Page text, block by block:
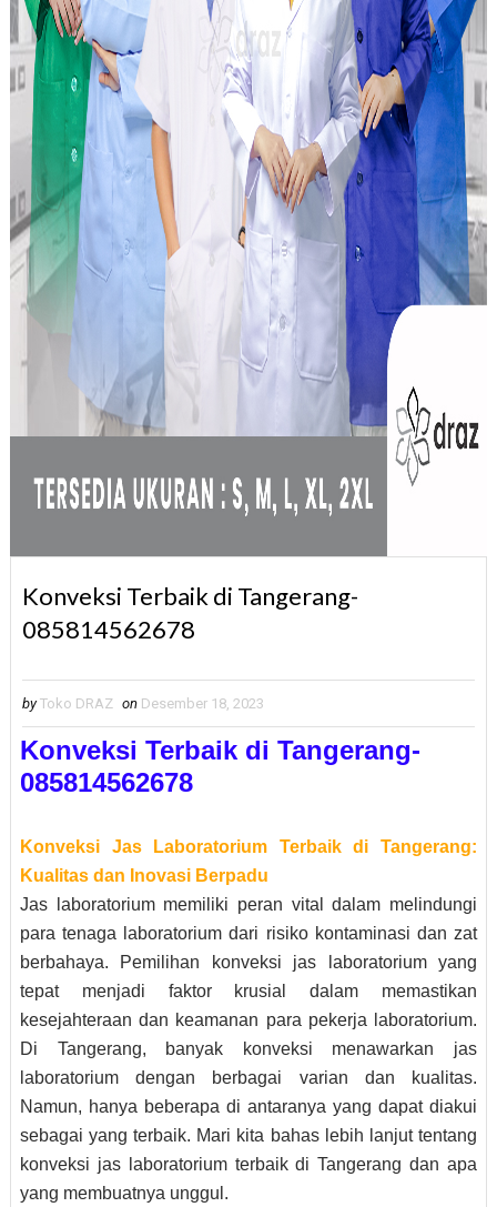
Konveksi Terbaik di Tangerang-
085814562678
by Toko DRAZ on Desember 18, 2023
Konveksi Terbaik di Tangerang-
085814562678
Konveksi Jas Laboratorium Terbaik di Tangerang:
Kualitas dan Inovasi Berpadu
Jas laboratorium memiliki peran vital dalam melindungi
para tenaga laboratorium dari risiko kontaminasi dan zat
berbahaya. Pemilihan konveksi jas laboratorium yang
tepat menjadi faktor krusial dalam memastikan
kesejahteraan dan keamanan para pekerja laboratorium.
Di Tangerang, banyak konveksi menawarkan jas
laboratorium dengan berbagai varian dan kualitas.
Namun, hanya beberapa di antaranya yang dapat diakui
sebagai yang terbaik. Mari kita bahas lebih lanjut tentang
konveksi jas laboratorium terbaik di Tangerang dan apa
yang membuatnya unggul.